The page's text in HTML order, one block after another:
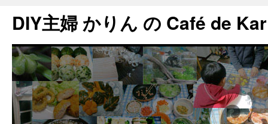
DIY主婦 かりん の Café de